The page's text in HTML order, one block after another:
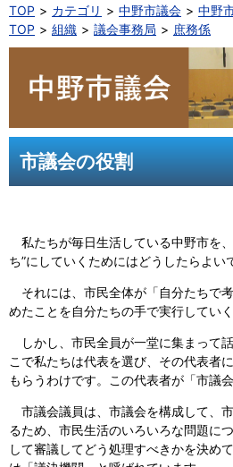
TOP
カテゴリ 中野市議会
中野
TOP
組織 議会事務局 庶務係
市議会の役割
私たちが毎日生活している中野市を
ち”にしていくためにはどうしたらよい
それには、市民全体が「自分たちで
めたことを自分たちの手で実行してい
しかし、市民全員が一堂に集まって
こで私たちは代表を選び、その代表者
もらうわけです。この代表者が「市議
市議会議員は、市議会を構成して、
るため、市民生活のいろいろな問題に
して審議してどう処理すべきかを決め